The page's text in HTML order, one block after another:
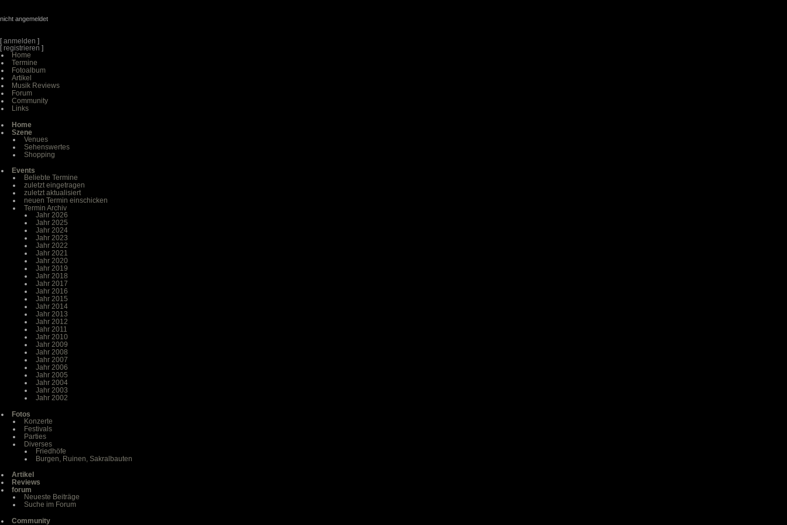
nicht angemeldet
[anmelden ]
[registrieren ]
Home
Termine
Fotoalbum
Artikel
Musik Reviews
Forum
Community
Links
Home
Szene
Venues
Sehenswertes
Shopping
Events
Beliebte Termine
zuletzt eingetragen
zuletzt aktualisiert
neuen Termin einschicken
Termin Archiv
Jahr 2026
Jahr 2025
Jahr 2024
Jahr 2023
Jahr 2022
Jahr 2021
Jahr 2020
Jahr 2019
Jahr 2018
Jahr 2017
Jahr 2016
Jahr 2015
Jahr 2014
Jahr 2013
Jahr 2012
Jahr 2011
Jahr 2010
Jahr 2009
Jahr 2008
Jahr 2007
Jahr 2006
Jahr 2005
Jahr 2004
Jahr 2003
Jahr 2002
Fotos
Konzerte
Festivals
Parties
Diverses
Friedhöfe
Burgen, Ruinen, Sakralbauten
Artikel
Reviews
forum
Neueste Beiträge
Suche im Forum
Community